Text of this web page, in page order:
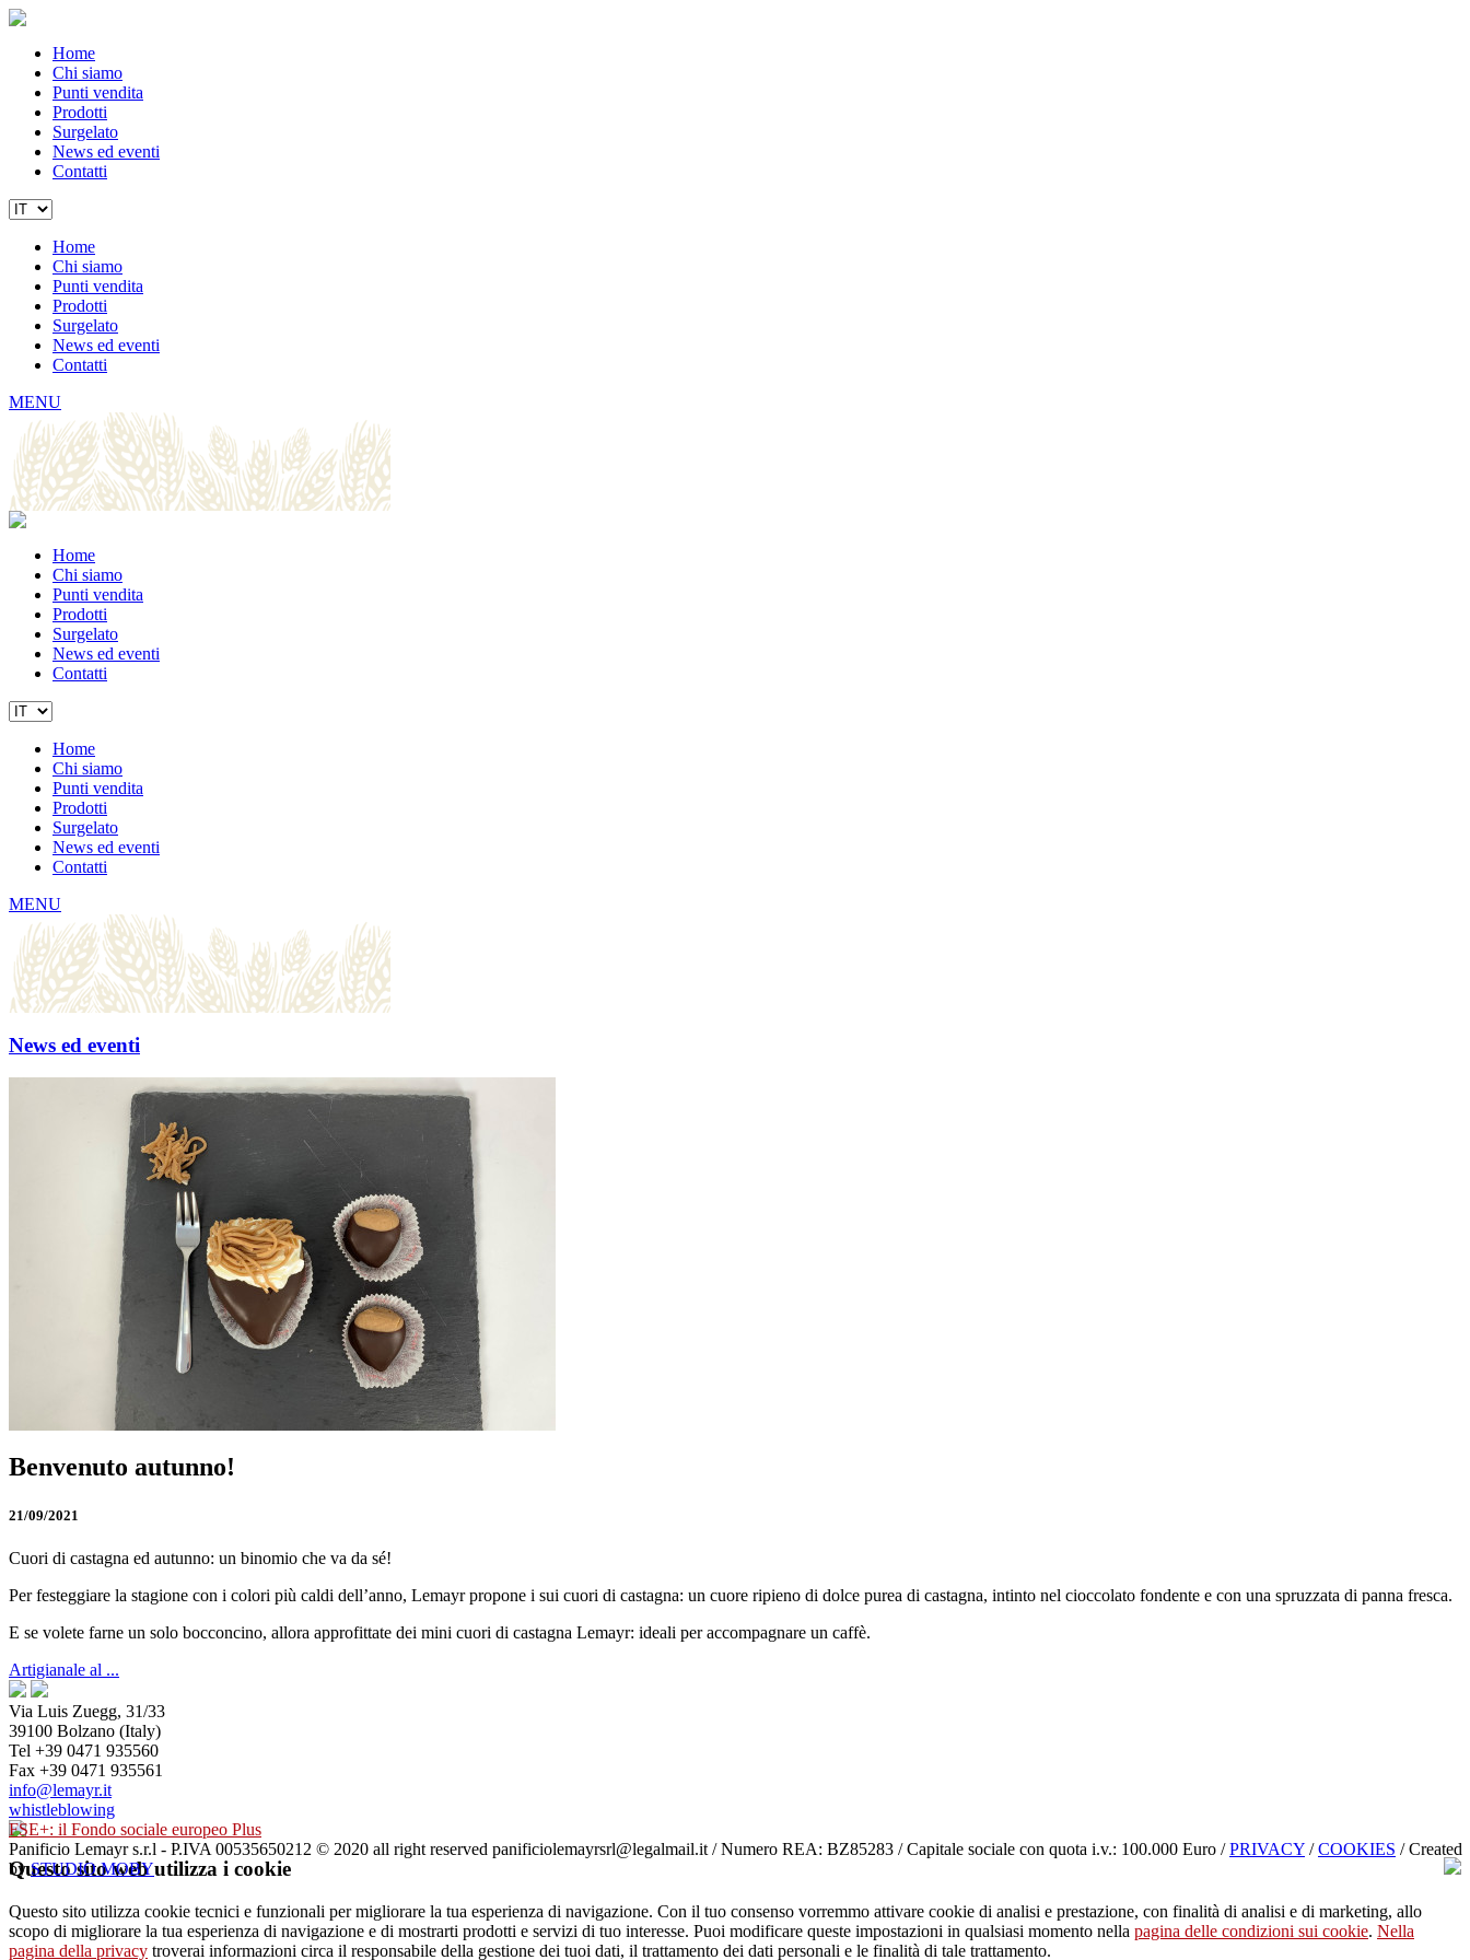
Home
Chi siamo
Punti vendita
Prodotti
Surgelato
News ed eventi
Contatti
Home
Chi siamo
Punti vendita
Prodotti
Surgelato
News ed eventi
Contatti
MENU
Home
Chi siamo
Punti vendita
Prodotti
Surgelato
News ed eventi
Contatti
Home
Chi siamo
Punti vendita
Prodotti
Surgelato
News ed eventi
Contatti
MENU
News ed eventi
Benvenuto autunno!
21/09/2021
Cuori di castagna ed autunno: un binomio che va da sé!
Per festeggiare la stagione con i colori più caldi dell’anno, Lemayr propone i sui cuori di castagna: un cuore ripieno di dolce purea di castagna, intinto nel cioccolato fondente e con una spruzzata di panna fresca.
E se volete farne un solo bocconcino, allora approfittate dei mini cuori di castagna Lemayr: ideali per accompagnare un caffè.
Artigianale al ...
Via Luis Zuegg, 31/33
39100 Bolzano (Italy)
Tel +39 0471 935560
Fax +39 0471 935561
info@lemayr.it
whistleblowing
FSE+: il Fondo sociale europeo Plus
Panificio Lemayr s.r.l - P.IVA 00535650212 © 2020 all right reserved panificiolemayrsrl@legalmail.it / Numero REA: BZ85283 / Capitale sociale con quota i.v.: 100.000 Euro /PRIVACY /COOKIES /Created
bySTUDIO MOBY
Questo sito web utilizza i cookie
Questo sito utilizza cookie tecnici e funzionali per migliorare la tua esperienza di navigazione. Con il tuo consenso vorremmo attivare cookie di analisi e prestazione, con finalità di analisi e di marketing, allo
scopo di migliorare la tua esperienza di navigazione e di mostrarti prodotti e servizi di tuo interesse. Puoi modificare queste impostazioni in qualsiasi momento nella pagina delle condizioni sui cookie. Nella
pagina della privacy troverai informazioni circa il responsabile della gestione dei tuoi dati, il trattamento dei dati personali e le finalità di tale trattamento.